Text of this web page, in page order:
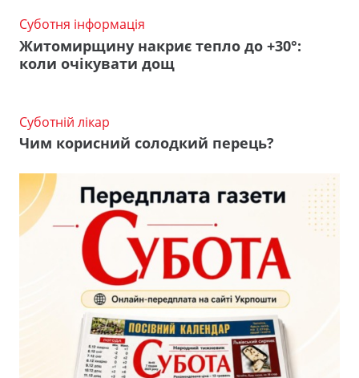
Суботня інформація
Житомирщину накриє тепло до +30°:
коли очікувати дощ
Суботній лікар
Чим корисний солодкий перець?